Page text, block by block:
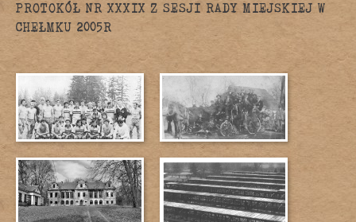
PROTOKÓŁ NR XXXIX Z SESJI RADY MIEJSKIEJ W
CHEŁMKU 2005R